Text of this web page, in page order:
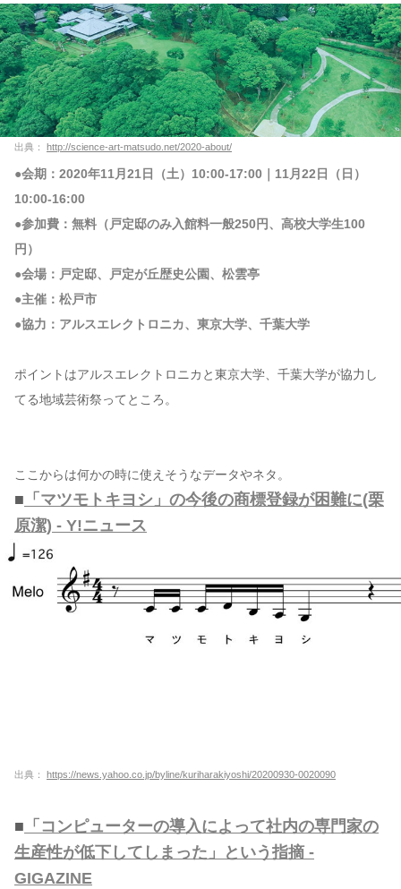
出典： http://science-art-matsudo.net/2020-about/
●会期：2020年11月21日（土）10:00-17:00｜11月22日（日）
10:00-16:00
●参加費：無料（戸定邸のみ入館料一般250円、高校大学生100
円）
●会場：戸定邸、戸定が丘歴史公園、松雲亭
●主催：松戸市
●協力：アルスエレクトロニカ、東京大学、千葉大学
ポイントはアルスエレクトロニカと東京大学、千葉大学が協力し
てる地域芸術祭ってところ。
ここからは何かの時に使えそうなデータやネタ。
■ 「マツモトキヨシ」の今後の商標登録が困難に(栗
原潔) - Y!ニュース
出典： https://news.yahoo.co.jp/byline/kuriharakiyoshi/20200930-0020090
■ 「コンピューターの導入によって社内の専門家の
生産性が低下してしまった」という指摘 -
GIGAZINE